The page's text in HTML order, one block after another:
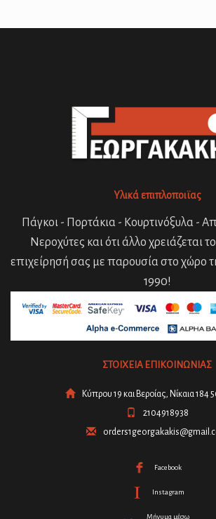
Υλικά επιπλοποιϊας
Πάγκοι - Πορτάκια - Κουρτινόξυλα -
Νεροχύτες και ότι άλλο χρειάζεται
επιχείρησή σας με παρουσία στο χώρο
1990!
ΣΤΟΙΧΕΙΑ ΕΠΙΚΟΙΝΩΝΙΑΣ
Κύπρου 19 και Βεροίας, Νίκαια 184
2104918938
Facebook
Instagram
Μήνυμα μέσω